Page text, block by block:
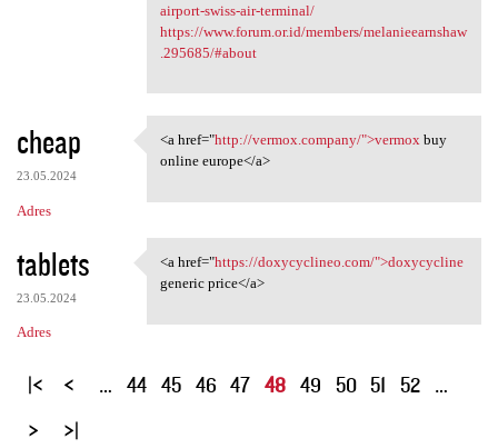
airport-swiss-air-terminal/
https://www.forum.or.id/members/melanieearnshaw
.295685/#about
cheap
23.05.2024
Adres
<a href="http://vermox
<a href="http://vermox.company/">vermoxbuy
online europe</a>
tablets
23.05.2024
Adres
<a href="https://doxycyclineo
<a href="https://doxycyclineo.com/">doxycycline
generic price</a>
S
… 44 45 46 47 48 49 50 51 52 …